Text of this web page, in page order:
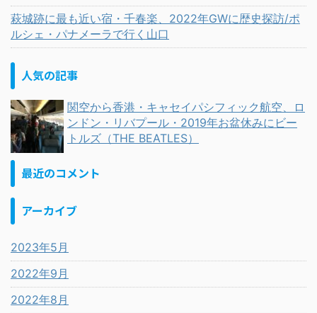
萩城跡に最も近い宿・千春楽、2022年GWに歴史探訪/ポ
ルシェ・パナメーラで行く山口
人気の記事
関空から香港・キャセイパシフィック航空、ロ
ンドン・リバプール・2019年お盆休みにビー
トルズ（THE BEATLES）
最近のコメント
アーカイブ
2023年5月
2022年9月
2022年8月